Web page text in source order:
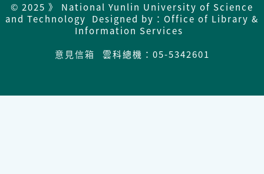
© 2025 》 National Yunlin University of Science
and Technology Designed by：Office of Library &
Information Services
意見信箱
雲科總機：05-5342601